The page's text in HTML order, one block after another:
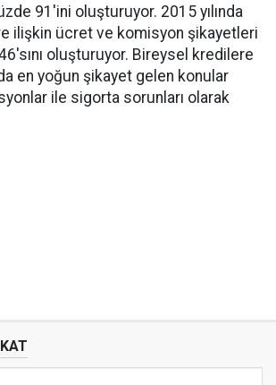
91'ini oluşturuyor. 2015 yılında
ilişkin ücret ve komisyon şikayetleri
oluşturuyor. Bireysel kredilere
en yoğun şikayet gelen konular
ile sigorta sorunları olarak